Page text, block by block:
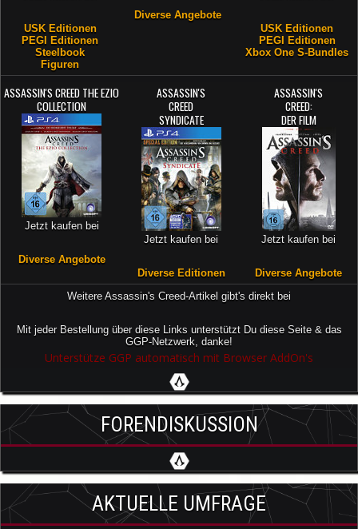
USK Editionen
PEGI Editionen
Steelbook
Figuren
Diverse Angebote
USK Editionen
PEGI Editionen
Xbox One S-Bundles
ASSASSIN'S CREED THE EZIO
COLLECTION
Jetzt kaufen bei
Diverse Angebote
ASSASSIN'S
CREED
SYNDICATE
Jetzt kaufen bei
Diverse Editionen
ASSASSIN'S
CREED:
DER FILM
Jetzt kaufen bei
Diverse Angebote
Weitere Assassin's Creed-Artikel gibt's direkt bei
Mit jeder Bestellung über diese Links unterstützt Du diese Seite & das
GGP-Netzwerk, danke!
Unterstütze GGP automatisch mit Browser AddOn's
FORENDISKUSSION
AKTUELLE UMFRAGE